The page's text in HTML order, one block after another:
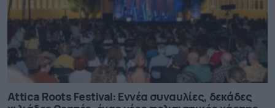
Attica Roots Festival: Εννέα συναυλίες, δεκάδες